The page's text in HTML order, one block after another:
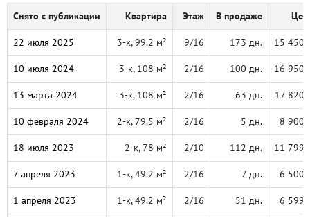
Снято с публикации Квартира Этаж В продаже
22 июля 2025 3-к, 99.2 м² 9/16 173 дн. 15 450
10 июля 2024 3-к, 108 м² 2/16 100 дн. 16 950
13 марта 2024 3-к, 108 м² 2/16 63 дн. 17 820
10 февраля 2024 2-к, 79.5 м² 2/16 5 дн. 8 900
18 июля 2023 2-к, 78 м² 2/10 112 дн. 11 799
7 апреля 2023 1-к, 49.2 м² 2/16 7 дн. 6 500
1 апреля 2023 1-к, 49.2 м² 2/16 51 дн. 6 599